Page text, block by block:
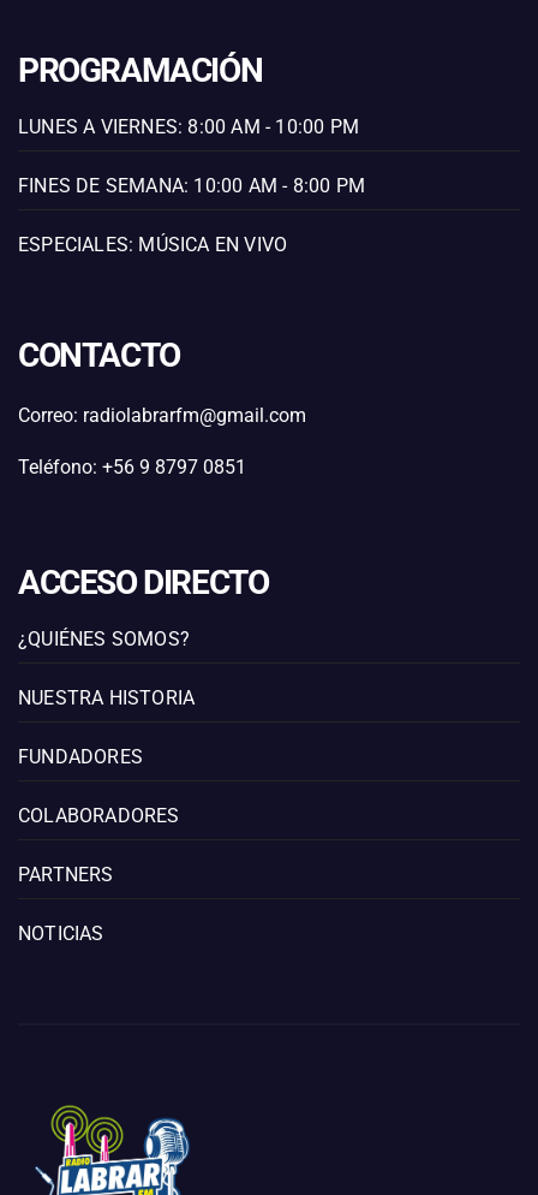
PROGRAMACIÓN
LUNES A VIERNES: 8:00 AM - 10:00 PM
FINES DE SEMANA: 10:00 AM - 8:00 PM
ESPECIALES: MÚSICA EN VIVO
CONTACTO
Correo: radiolabrarfm@gmail.com
Teléfono: +56 9 8797 0851
ACCESO DIRECTO
¿QUIÉNES SOMOS?
NUESTRA HISTORIA
FUNDADORES
COLABORADORES
PARTNERS
NOTICIAS